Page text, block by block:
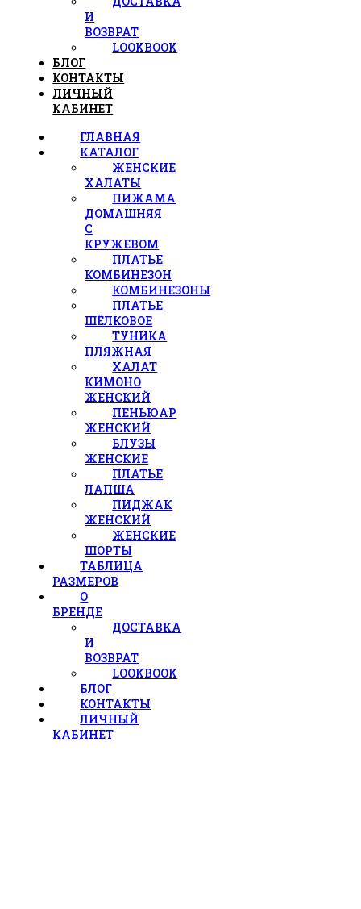
И
ВОЗВРАТ
LOOKBOOK
БЛОГ
КОНТАКТЫ
ЛИЧНЫЙ
КАБИНЕТ
ГЛАВНАЯ
КАТАЛОГ
ЖЕНСКИЕ
ХАЛАТЫ
ПИЖАМА
ДОМАШНЯЯ
С
КРУЖЕВОМ
ПЛАТЬЕ
КОМБИНЕЗОН
КОМБИНЕЗОНЫ
ПЛАТЬЕ
ШЁЛКОВОЕ
ТУНИКА
ПЛЯЖНАЯ
ХАЛАТ
КИМОНО
ЖЕНСКИЙ
ПЕНЬЮАР
ЖЕНСКИЙ
БЛУЗЫ
ЖЕНСКИЕ
ПЛАТЬЕ
ЛАПША
ПИДЖАК
ЖЕНСКИЙ
ЖЕНСКИЕ
ШОРТЫ
ТАБЛИЦА
РАЗМЕРОВ
О
БРЕНДЕ
ДОСТАВКА
И
ВОЗВРАТ
LOOKBOOK
БЛОГ
КОНТАКТЫ
ЛИЧНЫЙ
КАБИНЕТ